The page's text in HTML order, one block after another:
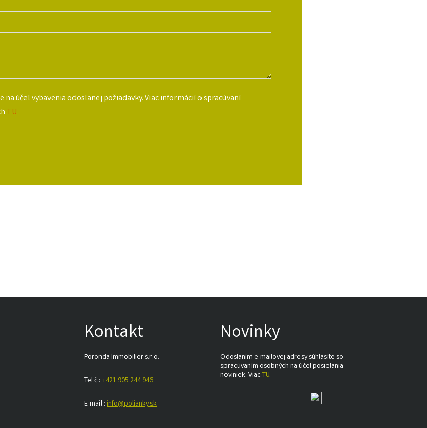
na účel vybavenia odoslanej požiadavky. Viac informácií o spracúvaní
TU
Kontakt
Poronda Immobilier s.r.o.
Tel č.: +421 905 244 946
E-mail.: info@polianky.sk
Novinky
Odoslaním e-mailovej adresy súhlasíte so
spracúvaním osobných na účel posielania
noviniek. Viac TU.